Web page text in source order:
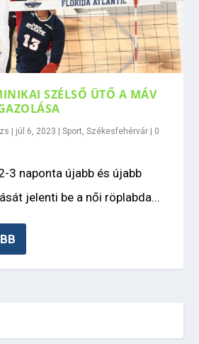
SZÉLSŐ ÜTŐ A MÁV
| júl 6, 2023 |Sport ,Székesfehérvár | 0
3 naponta újabb és újabb
jelenti be a női röplabda...